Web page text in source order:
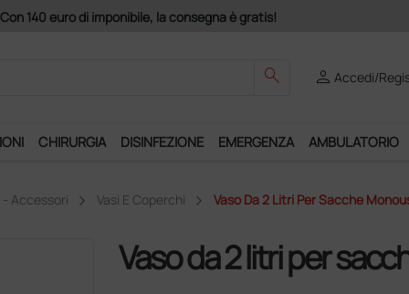
un anno di spedizioni a 39,90 euro + IVA!
search personAccedi/
CHIRURGIA DISINFEZIONE EMERGENZA AMBULATORIO
Accessori Vasi E Coperchi Vaso Da 2 Litri Per Sacche
Vaso da 2 litri per